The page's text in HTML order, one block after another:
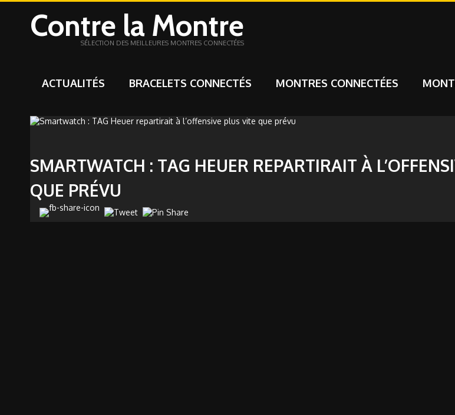
Contre la Montre
SÉLECTION DES MEILLEURES MONTRES CONNECTÉES
ACTUALITÉS BRACELETS CONNECTÉS MONTRES CONNECTÉES
SMARTWATCH : TAG HEUER REPARTIRAIT À
QUE PRÉVU